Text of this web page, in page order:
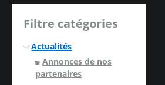
Filtre catégories
Actualités
Annonces de nos
partenaires